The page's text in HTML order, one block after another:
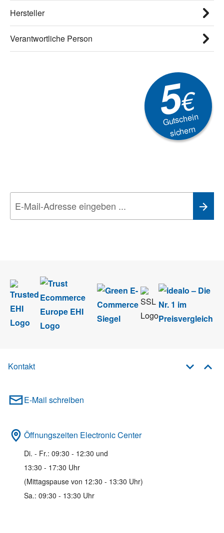
Hersteller
Verantwortliche Person
5€
Gutschein
sichern
Kontakt
E-Mail schreiben
Öffnungszeiten Electronic Center
Di. - Fr.: 09:30 - 12:30 und
13:30 - 17:30 Uhr
(Mittagspause von 12:30 - 13:30 Uhr)
Sa.: 09:30 - 13:30 Uhr